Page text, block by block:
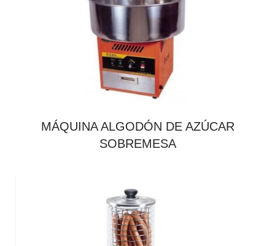
MÁQUINA ALGODÓN DE AZÚCAR
SOBREMESA